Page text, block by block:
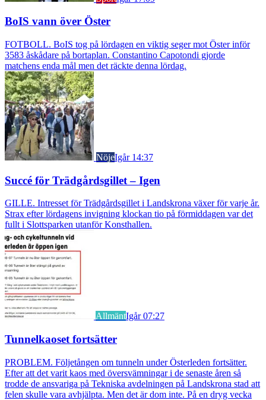
BoIS vann över Öster
FOTBOLL. BoIS tog på lördagen en viktig seger mot Öster inför
3583 åskådare på bortaplan. Constantino Capotondi gjorde
matchens enda mål men det räckte denna lördag.
NöjeIgår 14:37
Succé för Trädgårdsgillet – Igen
GILLE. Intresset för Trädgårdsgillet i Landskrona växer för varje år.
Strax efter lördagens invigning klockan tio på förmiddagen var det
fullt i Slottsparken utanför Konsthallen.
AllmäntIgår 07:27
Tunnelkaoset fortsätter
PROBLEM. Följetången om tunneln under Österleden fortsätter.
Efter att det varit kaos med översvämningar i de senaste åren så
trodde de ansvariga på Tekniska avdelningen på Landskrona stad att
felen skulle vara avhjälpta. Men det är dom inte. På en dryg vecka